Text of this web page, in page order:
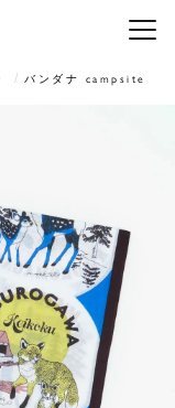
メニ
バンダナ campsite